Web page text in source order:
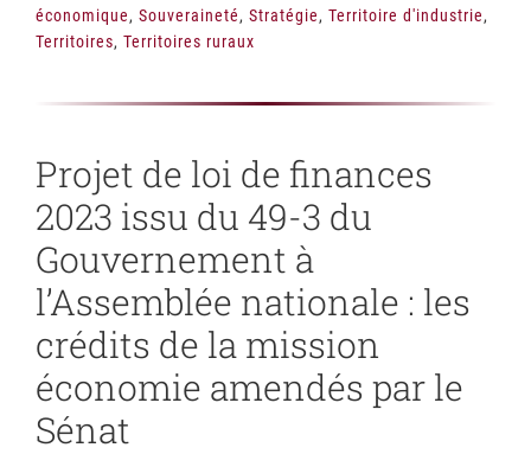
économique, Souveraineté, Stratégie, Territoire d'industrie,
Territoires, Territoires ruraux
Projet de loi de finances
2023 issu du 49-3 du
Gouvernement à
l’Assemblée nationale : les
crédits de la mission
économie amendés par le
Sénat